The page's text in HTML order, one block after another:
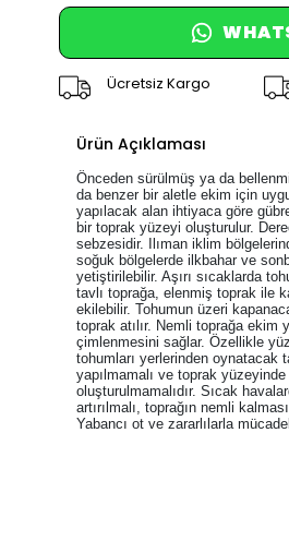
Ücretsiz Kargo
Ürün Açıklaması
Önceden sürülmüş ya da
da benzer bir aletle ekim için
yapılacak alan ihtiyaca göre
bir toprak yüzeyi oluşturulur.
sebzesidir. Ilıman iklim
soğuk bölgelerde ilkbahar ve
yetiştirilebilir. Aşırı sıcaklarda
tavlı toprağa, elenmiş toprak ile
ekilebilir. Tohumun üzeri
toprak atılır. Nemli toprağa ekim
çimlenmesini sağlar. Özellikle
tohumları yerlerinden oynatacak
yapılmamalı ve toprak
oluşturulmamalıdır. Sıcak
artırılmalı, toprağın nemli
Yabancı ot ve zararlılarla